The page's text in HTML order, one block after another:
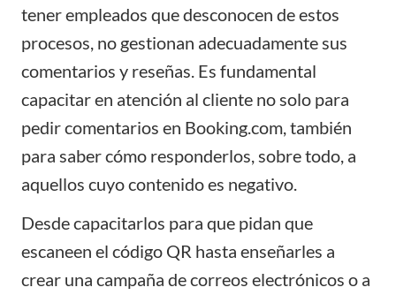
tener empleados que desconocen de estos
procesos, no gestionan adecuadamente sus
comentarios y reseñas. Es fundamental
capacitar en atención al cliente no solo para
pedir comentarios en Booking.com, también
para saber cómo responderlos, sobre todo, a
aquellos cuyo contenido es negativo.
Desde capacitarlos para que pidan que
escaneen el código QR hasta enseñarles a
crear una campaña de correos electrónicos o a